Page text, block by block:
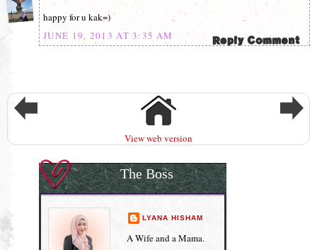
happy for u kak=)
JUNE 19, 2013 AT 3:35 AM
View web version
The Boss
LYANA HISHAM
A Wife and a Mama.